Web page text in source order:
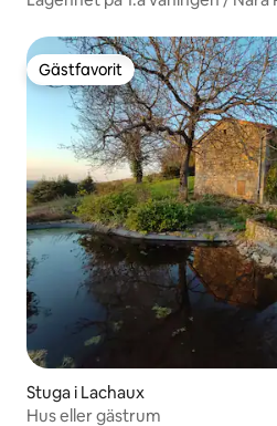
Gästfavorit
Gästfavorit
Stuga i Lachaux
Hus eller gästrum